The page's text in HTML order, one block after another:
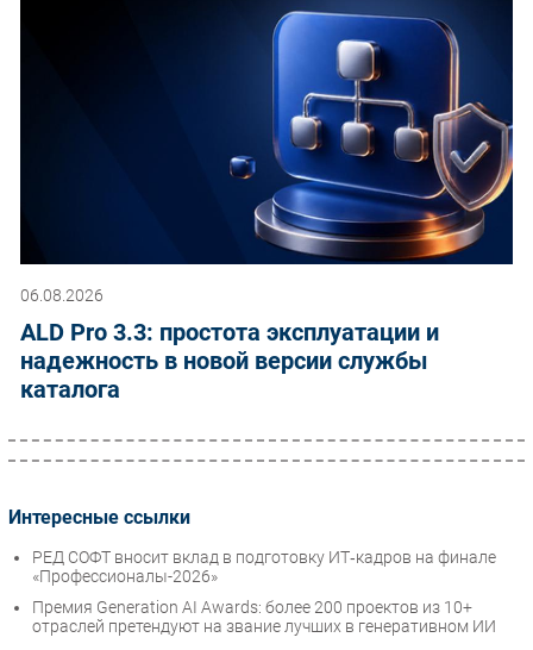
06.08.2026
ALD Pro 3.3: простота эксплуатации и
надежность в новой версии службы
каталога
Интересные ссылки
РЕД СОФТ вносит вклад в подготовку ИТ‑кадров на финале
«Профессионалы-2026»
Премия Generation AI Awards: более 200 проектов из 10+
отраслей претендуют на звание лучших в генеративном ИИ